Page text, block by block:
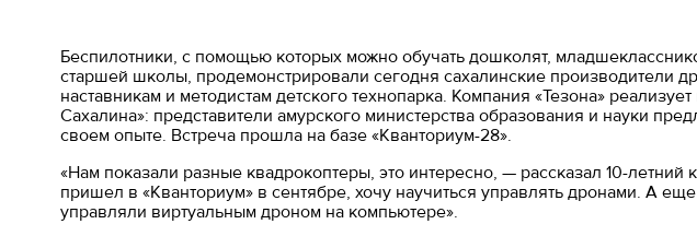
Беспилотники, с помощью которых можно обучать дошколят,
старшей школы, продемонстрировали сегодня сахалинские производители
наставникам и методистам детского технопарка. Компания «Тезона»
Сахалина»: представители амурского министерства образования и науки
своем опыте. Встреча прошла на базе «Кванториум-28».
«Нам показали разные квадрокоптеры, это интересно, — рассказал 10-
пришел в «Кванториум» в сентябре, хочу научиться управлять дронами. А
управляли виртуальным дроном на компьютере».